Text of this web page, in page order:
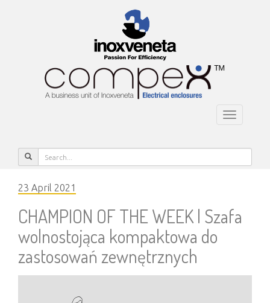
Toggle
23 April 2021
CHAMPION OF THE WEEK | Szafa
wolnostojąca kompaktowa do
zastosowań zewnętrznych